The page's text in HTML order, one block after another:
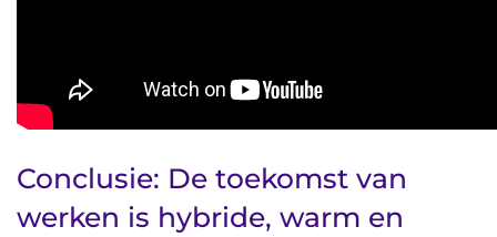
Conclusie: De toekomst van
werken is hybride, warm en